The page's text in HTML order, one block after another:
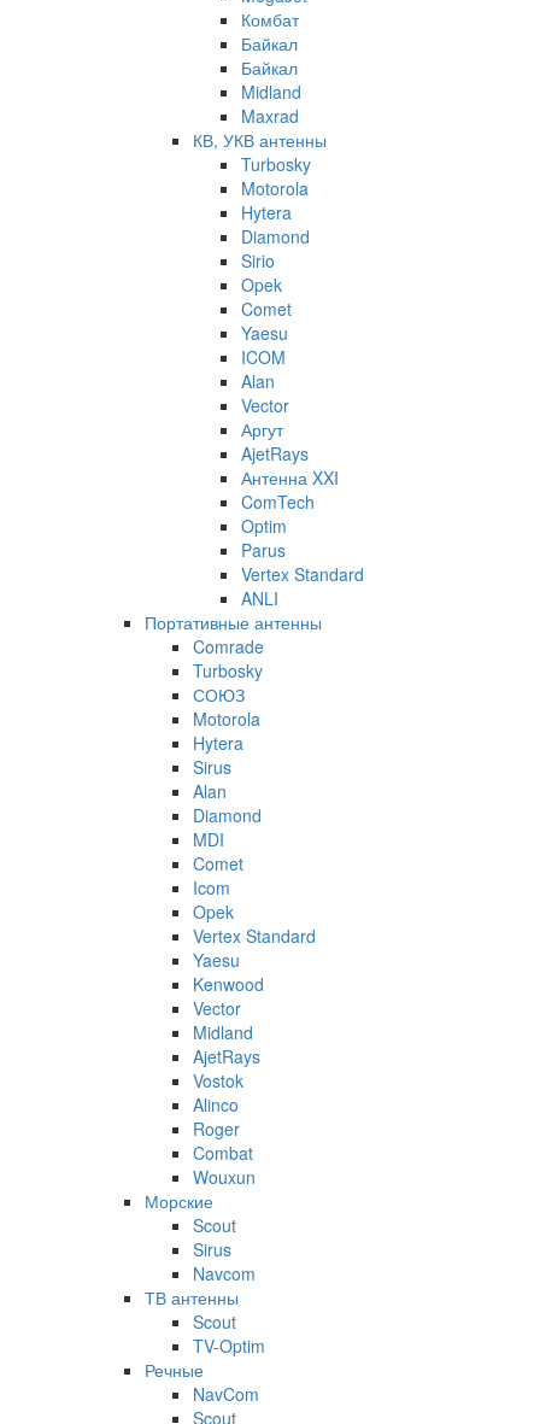
Комбат
Байкал
Байкал
Midland
Maxrad
КВ, УКВ антенны
Turbosky
Motorola
Hytera
Diamond
Sirio
Opek
Comet
Yaesu
ICOM
Alan
Vector
Аргут
AjetRays
Антенна XXI
ComTech
Optim
Parus
Vertex Standard
ANLI
Портативные антенны
Comrade
Turbosky
СОЮЗ
Motorola
Hytera
Sirus
Alan
Diamond
MDI
Comet
Icom
Opek
Vertex Standard
Yaesu
Kenwood
Vector
Midland
AjetRays
Vostok
Alinco
Roger
Combat
Wouxun
Морские
Scout
Sirus
Navcom
ТВ антенны
Scout
TV-Optim
Речные
NavCom
Scout